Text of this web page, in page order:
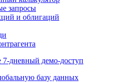
запросы
и облигаций
7-дневный демо-доступ
базу данных